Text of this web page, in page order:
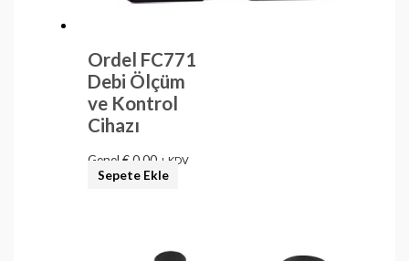
Ordel FC771
Debi Ölçüm
ve Kontrol
Cihazı
Genel€0,00 + KDV
Sepete Ekle